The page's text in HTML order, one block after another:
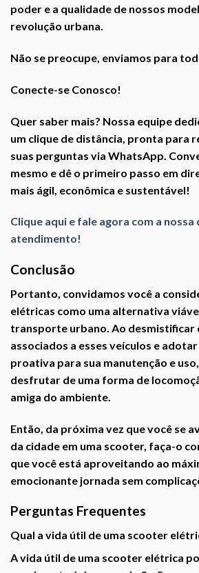
poder e a qualidade de nossos
revolução urbana.
Não se preocupe, enviamos para
Conecte-se Conosco!
Quer saber mais? Nossa equipe
um clique de distância, pronta para
suas perguntas via WhatsApp.
mesmo e dê o primeiro passo em
mais ágil, econômica e sustentável!
Clique aqui e fale agora com a nossa
atendimento!
Conclusão
Portanto, convidamos você a
elétricas como uma alternativa
transporte urbano. Ao desmistificar
associados a esses veículos e
proativa para sua manutenção e
desfrutar de uma forma de
amiga do ambiente.
Então, da próxima vez que você se
da cidade em uma scooter, faça-o
que você está aproveitando ao
emocionante jornada sem
Perguntas Frequentes
Qual a vida útil de uma scooter
A vida útil de uma scooter elétrica